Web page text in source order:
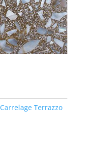
Carrelage Terrazzo